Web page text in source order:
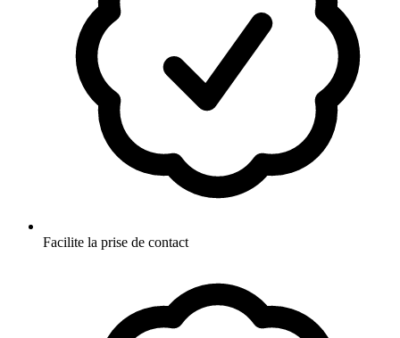
Facilite la prise de contact